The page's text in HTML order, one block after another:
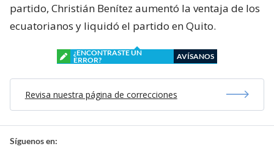
partido, Christián Benítez aumentó la ventaja de los
ecuatorianos y liquidó el partido en Quito.
¿ENCONTRASTE UN
ERROR?
AVÍSANOS
Revisa nuestra página de correcciones
Síguenos en: